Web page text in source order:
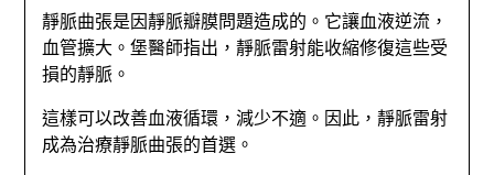
靜脈曲張是因靜脈瓣膜問題造成的。它讓血液逆流，
血管擴大。堡醫師指出，靜脈雷射能收縮修復這些受
損的靜脈。
這樣可以改善血液循環，減少不適。因此，靜脈雷射
成為治療靜脈曲張的首選。